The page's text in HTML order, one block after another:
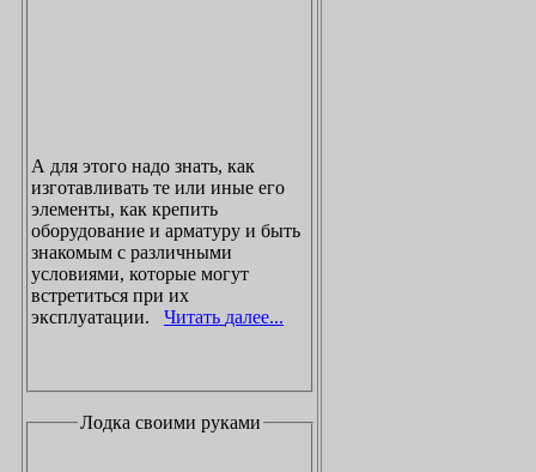
А для этого надо знать, как
изготавливать те или иные его
элементы, как крепить
оборудование и арматуру и быть
знакомым с различными
условиями, которые могут
встретиться при их
эксплуатации.
Читать далее...
Лодка своими руками